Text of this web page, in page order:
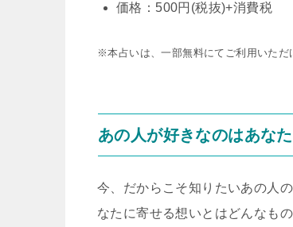
価格：500円(税抜)+消費税
※本占いは、一部無料にてご利用いただ
あの人が好きなのはあな
今、だからこそ知りたいあの人
なたに寄せる想いとはどんなも